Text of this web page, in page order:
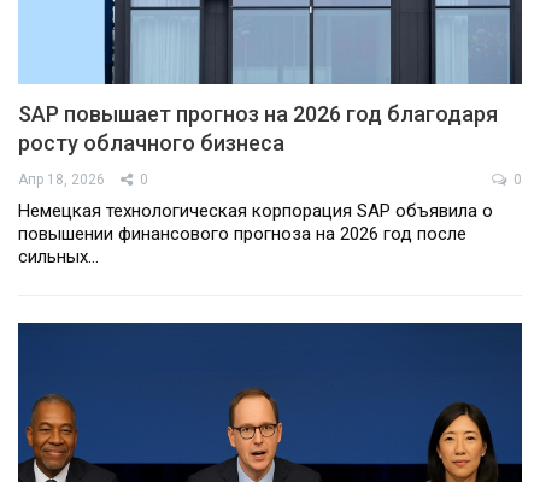
SAP повышает прогноз на 2026 год благодаря
росту облачного бизнеса
Апр 18, 2026 0 0
Немецкая технологическая корпорация SAP объявила о
повышении финансового прогноза на 2026 год после
сильных…